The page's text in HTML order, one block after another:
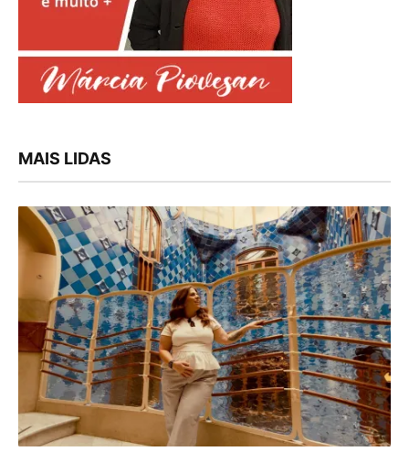
MAIS LIDAS